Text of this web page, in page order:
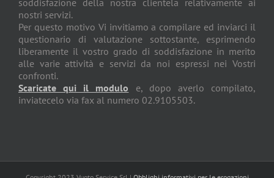
soddisfazione della nostra clientela relativamente ai
nostri servizi.
Per questo motivo Vi invitiamo a compilare ed inviarci il
questionario di valutazione sottostante, esprimendo
liberamente il vostro grado di soddisfazione in merito
alle varie attività e servizi da noi espressi nei Vostri
confronti.
Scaricate qui il modulo e, dopo averlo compilato,
inviatecelo via fax al numero 02.9105503.